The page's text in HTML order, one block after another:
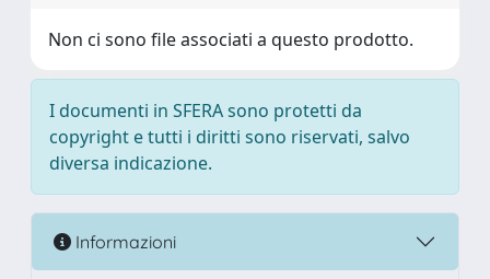
Non ci sono file associati a questo prodotto.
I documenti in SFERA sono protetti da
copyright e tutti i diritti sono riservati, salvo
diversa indicazione.
Informazioni